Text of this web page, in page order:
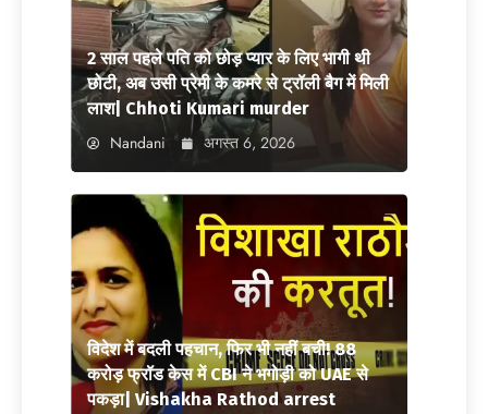
2 साल पहले पति को छोड़ प्यार के लिए भागी थी
छोटी, अब उसी प्रेमी के कमरे से ट्रॉली बैग में मिली
लाश| Chhoti Kumari murder
Nandani अगस्त 6, 2026
विदेश में बदली पहचान, फिर भी नहीं बची! 88
करोड़ फ्रॉड केस में CBI ने भगोड़ी को UAE से
पकड़ा| Vishakha Rathod arrest